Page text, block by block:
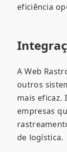
eficiência
A Web
outros
mais eficaz.
empresas
de logística.